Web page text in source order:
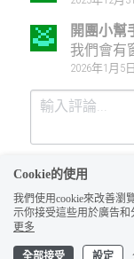
開團小幫
我們會有
2026年1月5
Cookie的使用
我們使用cookie來改善瀏
示你接受這些用於廣告和
更多
全部接受 設定